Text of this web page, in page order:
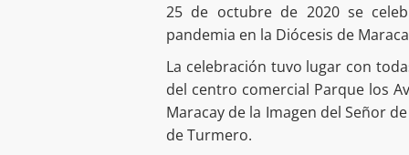
25 de octubre de 2020 se
pandemia en la Diócesis de
La celebración tuvo lugar con
del centro comercial Parque los
Maracay de la Imagen del Señor
de Turmero.